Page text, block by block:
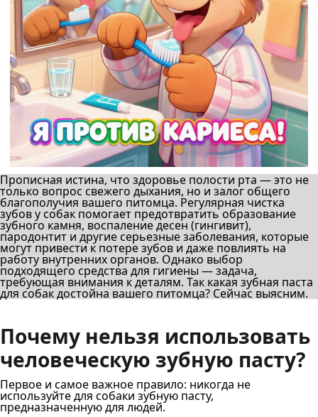
Прописная истина, что здоровье полости рта — это не
только вопрос свежего дыхания, но и залог общего
благополучия вашего питомца. Регулярная чистка
зубов у собак помогает предотвратить образование
зубного камня, воспаление десен (гингивит),
пародонтит и другие серьезные заболевания, которые
могут привести к потере зубов и даже повлиять на
работу внутренних органов. Однако выбор
подходящего средства для гигиены — задача,
требующая внимания к деталям. Так какая зубная паста
для собак достойна вашего питомца? Сейчас выясним.
Почему нельзя использовать
человеческую зубную пасту?
Первое и самое важное правило: никогда не
используйте для собаки зубную пасту,
предназначенную для людей.